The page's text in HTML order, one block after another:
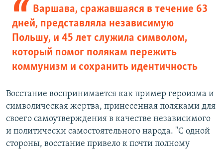
Варшава, сражавшаяся в течение 63
дней, представляла независимую
Польшу, и 45 лет служила символом,
который помог полякам пережить
коммунизм и сохранить идентичность
Восстание воспринимается как пример героизма и
символическая жертва, принесенная поляками для
своего самоутверждения в качестве независимого
и политически самостоятельного народа. "С одной
стороны, восстание привело к почти полному